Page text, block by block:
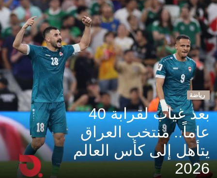
رياضة
بعد غياب لقرابة 40
عاماً.. منتخب العراق
يتأهل إلى كأس العالم
2026